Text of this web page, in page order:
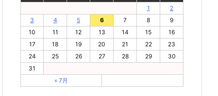
1
2
3
4 5 6 7 8
9
10
11 12 13 14 15
16
17
18 19 20 21 22
23
24
25 26 27 28 29
30
31
« 7月